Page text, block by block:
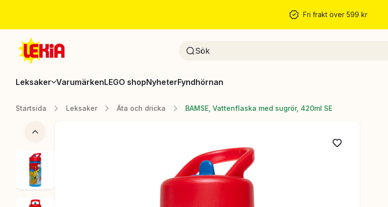
Fri frakt över 599 kr
Leksaker VarumärkenLEGO shopNyheterFyndhörnan
Startsida Leksaker Äta och dricka BAMSE, Vattenflaska med sugrör, 420ml SE